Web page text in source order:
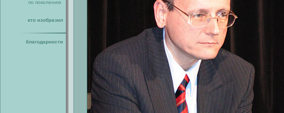
по поколению
кто изобразил
благодарности